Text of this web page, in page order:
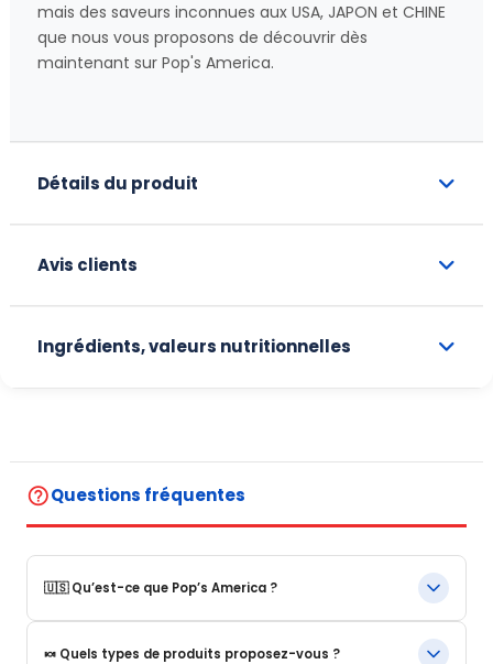
mais des saveurs inconnues aux USA, JAPON et CHINE
que nous vous proposons de découvrir dès
maintenant sur Pop's America.
Détails du produit
Avis clients
Ingrédients, valeurs nutritionnelles
help_outlineQuestions fréquentes
🇺🇸 Qu’est-ce que Pop’s America ?
Pop’s America est une boutique en ligne spécialisée dans les
🍬 Quels types de produits proposez-vous ?